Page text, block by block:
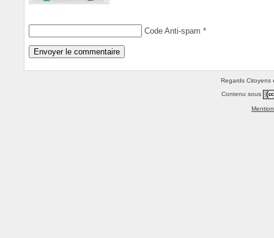
Code Anti-spam *
Regards Citoyens
Contenu sous